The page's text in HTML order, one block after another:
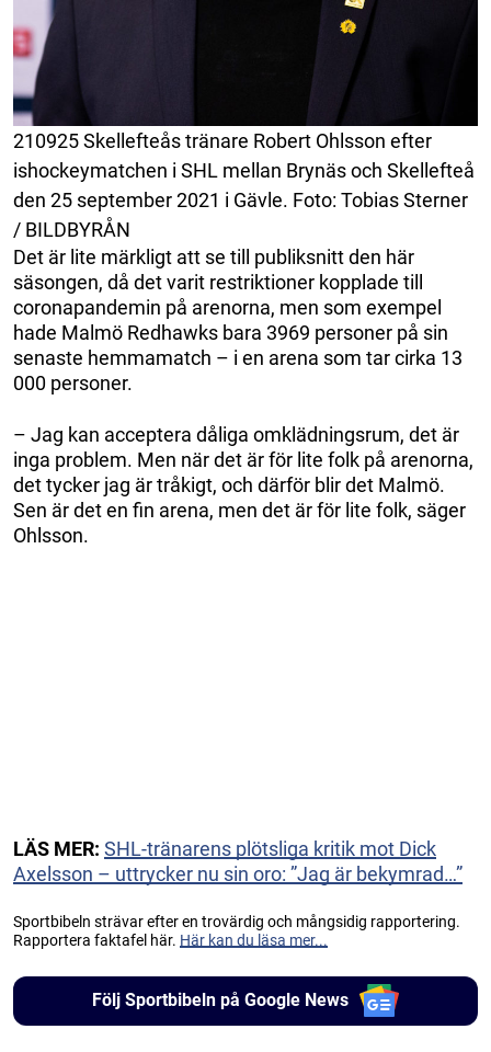
210925 Skellefteås tränare Robert Ohlsson efter
ishockeymatchen i SHL mellan Brynäs och Skellefteå
den 25 september 2021 i Gävle. Foto: Tobias Sterner
/ BILDBYRÅN
Det är lite märkligt att se till publiksnitt den här
säsongen, då det varit restriktioner kopplade till
coronapandemin på arenorna, men som exempel
hade Malmö Redhawks bara 3969 personer på sin
senaste hemmamatch – i en arena som tar cirka 13
000 personer.
– Jag kan acceptera dåliga omklädningsrum, det är
inga problem. Men när det är för lite folk på arenorna,
det tycker jag är tråkigt, och därför blir det Malmö.
Sen är det en fin arena, men det är för lite folk, säger
Ohlsson.
LÄS MER: SHL-tränarens plötsliga kritik mot Dick
Axelsson – uttrycker nu sin oro: ”Jag är bekymrad…”
Sportbibeln strävar efter en trovärdig och mångsidig rapportering.
Rapportera faktafel här. Här kan du läsa mer...
Följ Sportbibeln på Google News